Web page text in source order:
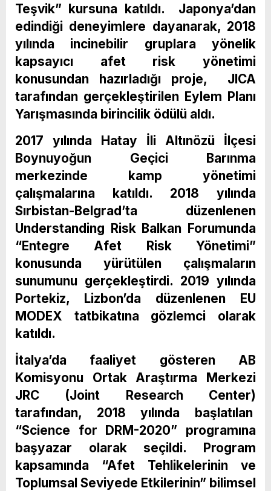
Teşvik” kursuna katıldı. Japonya’dan
edindiği deneyimlere dayanarak, 2018
yılında incinebilir gruplara yönelik
kapsayıcı afet risk yönetimi
konusundan hazırladığı proje, JICA
tarafından gerçekleştirilen Eylem Planı
Yarışmasında birincilik ödülü aldı.
2017 yılında Hatay İli Altınözü İlçesi
Boynuyoğun Geçici Barınma
merkezinde kamp yönetimi
çalışmalarına katıldı. 2018 yılında
Sırbistan-Belgrad’ta düzenlenen
Understanding Risk Balkan Forumunda
“Entegre Afet Risk Yönetimi”
konusunda yürütülen çalışmaların
sunumunu gerçekleştirdi. 2019 yılında
Portekiz, Lizbon’da düzenlenen EU
MODEX tatbikatına gözlemci olarak
katıldı.
İtalya’da faaliyet gösteren AB
Komisyonu Ortak Araştırma Merkezi
JRC (Joint Research Center)
tarafından, 2018 yılında başlatılan
“Science for DRM-2020” programına
başyazar olarak seçildi. Program
kapsamında “Afet Tehlikelerinin ve
Toplumsal Seviyede Etkilerinin” bilimsel